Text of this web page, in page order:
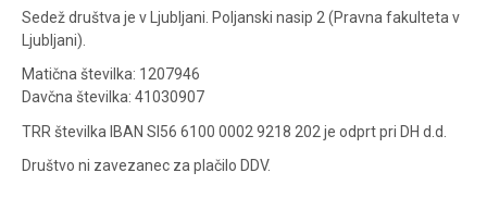
Sedež društva je v Ljubljani. Poljanski nasip 2 (Pravna fakulteta v
Ljubljani).
Matična številka: 1207946
Davčna številka: 41030907
TRR številka IBAN SI56 6100 0002 9218 202 je odprt pri DH d.d.
Društvo ni zavezanec za plačilo DDV.